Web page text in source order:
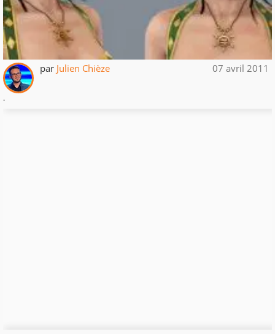
par Julien Chièze 07 avril 2011
.